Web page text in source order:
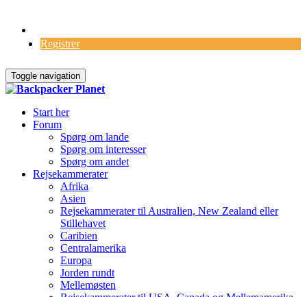
Registrer
Toggle navigation
Start her
Forum
Spørg om lande
Spørg om interesser
Spørg om andet
Rejsekammerater
Afrika
Asien
Rejsekammerater til Australien, New Zealand eller
Stillehavet
Caribien
Centralamerika
Europa
Jorden rundt
Mellemøsten